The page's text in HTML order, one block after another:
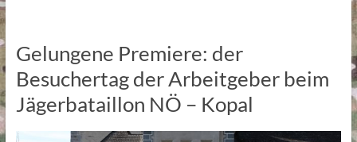
Gelungene Premiere: der
Besuchertag der Arbeitgeber beim
Jägerbataillon NÖ – Kopal